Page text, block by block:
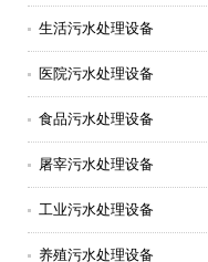
生活污水处理设备
医院污水处理设备
食品污水处理设备
屠宰污水处理设备
工业污水处理设备
养殖污水处理设备